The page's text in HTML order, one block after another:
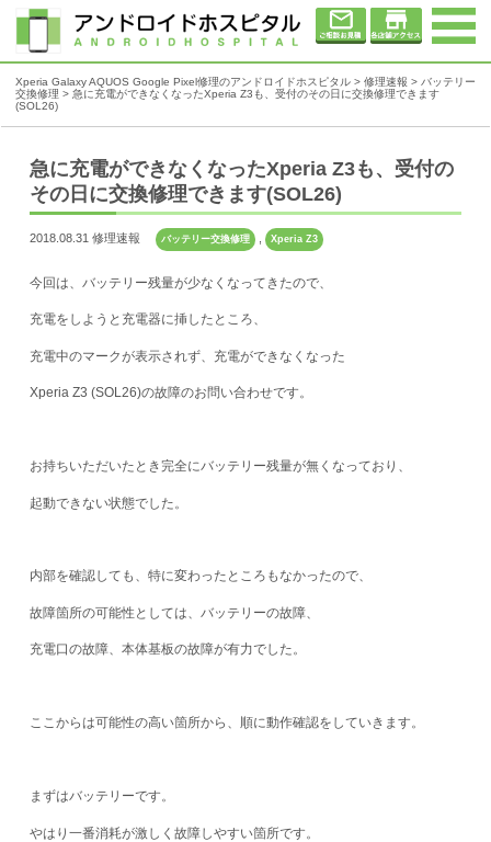
Xperia Galaxy AQUOS Google Pixel修理のアンドロイドホスピタル > 修理速報 > バッテリー
交換修理 > 急に充電ができなくなったXperia Z3も、受付のその日に交換修理できます
(SOL26)
急に充電ができなくなったXperia Z3も、受付の
その日に交換修理できます(SOL26)
2018.08.31 修理速報 バッテリー交換修理 , Xperia Z3
今回は、バッテリー残量が少なくなってきたので、
充電をしようと充電器に挿したところ、
充電中のマークが表示されず、充電ができなくなった
Xperia Z3 (SOL26)の故障のお問い合わせです。
お持ちいただいたとき完全にバッテリー残量が無くなっており、
起動できない状態でした。
内部を確認しても、特に変わったところもなかったので、
故障箇所の可能性としては、バッテリーの故障、
充電口の故障、本体基板の故障が有力でした。
ここからは可能性の高い箇所から、順に動作確認をしていきます。
まずはバッテリーです。
やはり一番消耗が激しく故障しやすい箇所です。